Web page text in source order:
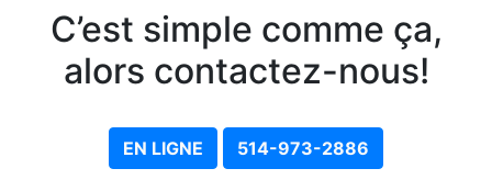
C’est simple comme ça,
alors contactez-nous!
EN LIGNE 514-973-2886